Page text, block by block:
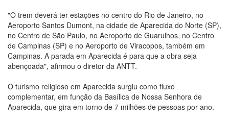
"O trem deverá ter estações no centro do Rio de Janeiro, no
Aeroporto Santos Dumont, na cidade de Aparecida do Norte (SP),
no Centro de São Paulo, no Aeroporto de Guarulhos, no Centro
de Campinas (SP) e no Aeroporto de Viracopos, também em
Campinas. A parada em Aparecida é para que a obra seja
abençoada", afirmou o diretor da ANTT.
O turismo religioso em Aparecida surgiu como fluxo
complementar, em função da Basílica de Nossa Senhora de
Aparecida, que gira em torno de 7 milhões de pessoas por ano.